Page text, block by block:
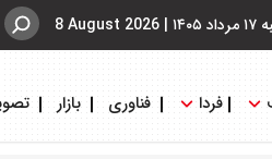
|
8 August 2026
فردا فناوری بازار